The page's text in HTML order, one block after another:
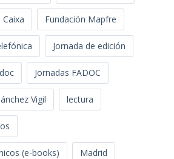
Fundación Mapfre
Jornada de edición
Jornadas FADOC
Vigil lectura
(e-books) Madrid